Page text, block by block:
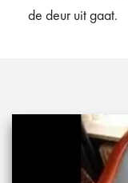
de deur uit gaat.